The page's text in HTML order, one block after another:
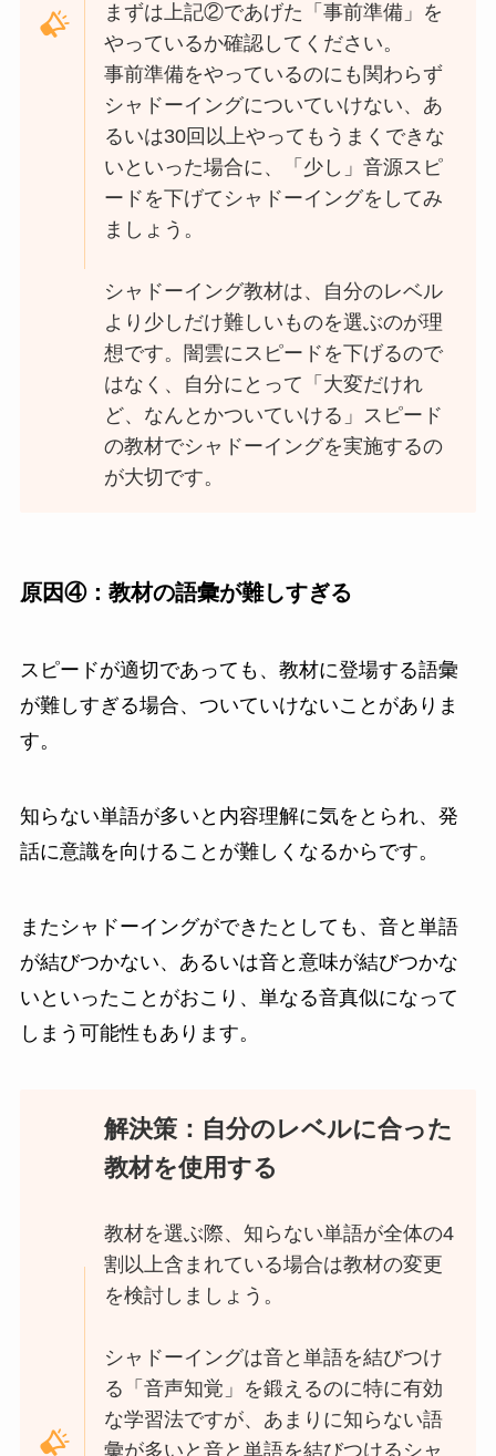
まずは上記②であげた「事前準備」を
やっているか確認してください。
事前準備をやっているのにも関わらず
シャドーイングについていけない、あ
るいは30回以上やってもうまくできな
いといった場合に、「少し」音源スピ
ードを下げてシャドーイングをしてみ
ましょう。
シャドーイング教材は、自分のレベル
より少しだけ難しいものを選ぶのが理
想です。闇雲にスピードを下げるので
はなく、自分にとって「大変だけれ
ど、なんとかついていける」スピード
の教材でシャドーイングを実施するの
が大切です。
原因④：教材の語彙が難しすぎる
スピードが適切であっても、教材に登場する語彙
が難しすぎる場合、ついていけないことがありま
す。
知らない単語が多いと内容理解に気をとられ、発
話に意識を向けることが難しくなるからです。
またシャドーイングができたとしても、音と単語
が結びつかない、あるいは音と意味が結びつかな
いといったことがおこり、単なる音真似になって
しまう可能性もあります。
解決策：自分のレベルに合った
教材を使用する
教材を選ぶ際、知らない単語が全体の4
割以上含まれている場合は教材の変更
を検討しましょう。
シャドーイングは音と単語を結びつけ
る「音声知覚」を鍛えるのに特に有効
な学習法ですが、あまりに知らない語
彙が多いと音と単語を結びつけるシャ